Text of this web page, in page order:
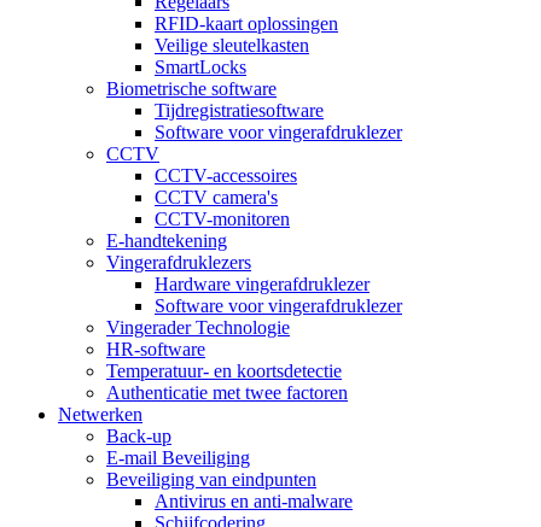
RFID-kaart oplossingen
Veilige sleutelkasten
SmartLocks
Biometrische software
Tijdregistratiesoftware
Software voor vingerafdruklezer
CCTV
CCTV-accessoires
CCTV camera's
CCTV-monitoren
E-handtekening
Vingerafdruklezers
Hardware vingerafdruklezer
Software voor vingerafdruklezer
Vingerader Technologie
HR-software
Temperatuur- en koortsdetectie
Authenticatie met twee factoren
Netwerken
Back-up
E-mail Beveiliging
Beveiliging van eindpunten
Antivirus en anti-malware